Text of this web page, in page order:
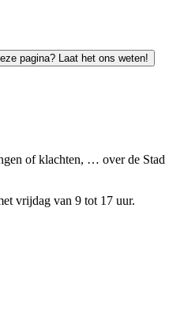
pagina? Laat het ons weten!
of klachten, … over de Stad
vrijdag van 9 tot 17 uur.